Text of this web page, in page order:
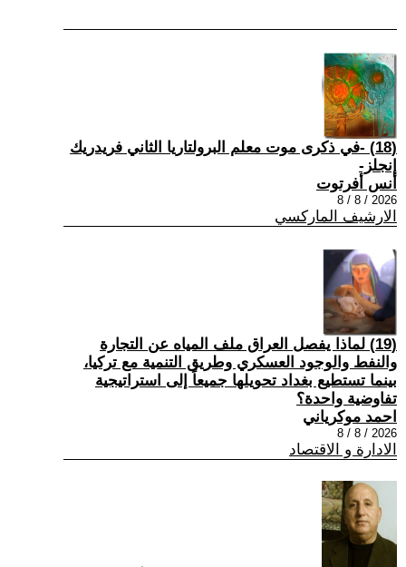
(18) -في ذكرى موت معلم البرولتاريا الثاني فريدريك
إنجلز-
أنس أفرتوت
2026 / 8 / 8
الارشيف الماركسي
(19) لماذا يفصل العراق ملف المياه عن التجارة
والنفط والوجود العسكري وطريق التنمية مع تركيا،
بينما تستطيع بغداد تحويلها جميعاً إلى استراتيجية
تفاوضية واحدة؟
احمد موكرياني
2026 / 8 / 8
الادارة و الاقتصاد